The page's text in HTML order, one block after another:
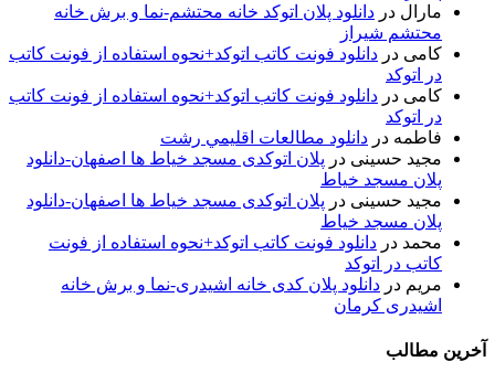
مارال در دانلود پلان اتوکد خانه محتشم-نما و برش خانه
محتشم شیراز
کامی در دانلود فونت کاتب اتوکد+نحوه استفاده از فونت کاتب
در اتوکد
کامی در دانلود فونت کاتب اتوکد+نحوه استفاده از فونت کاتب
در اتوکد
فاطمه در دانلود مطالعات اقليمي رشت
مجید حسینی در پلان اتوکدی مسجد خیاط ها اصفهان-دانلود
پلان مسجد خیاط
مجید حسینی در پلان اتوکدی مسجد خیاط ها اصفهان-دانلود
پلان مسجد خیاط
محمد در دانلود فونت کاتب اتوکد+نحوه استفاده از فونت
کاتب در اتوکد
مریم در دانلود پلان کدی خانه اشیدری-نما و برش خانه
اشیدری کرمان
آخرین مطالب